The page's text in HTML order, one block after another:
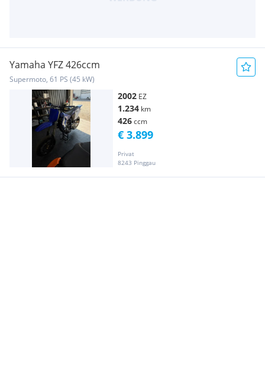
Yamaha YFZ 426ccm
Supermoto, 61 PS (45 kW)
2002 EZ
1.234 km
426ccm
Privat
8243 Pinggau
€ 3.899